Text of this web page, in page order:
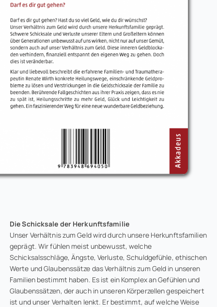
Die Schicksale der Herkunftsfamilie
Unser Verhältnis zum Geld wird durch unsere Herkunftsfamilien
geprägt. Wir fühlen meist unbewusst, welche
Schicksalsschläge, Ängste, Verluste, Schuldgefühle, ethischen
Werte und Glaubenssätze das Verhältnis zum Geld in unseren
Familien bestimmt haben. Es ist ein Komplex an Gefühlen und
Glaubenssätzen, der auch in unseren Körperzellen gespeichert
ist und unser Verhalten lenkt. Er bestimmt, auf welche Weise